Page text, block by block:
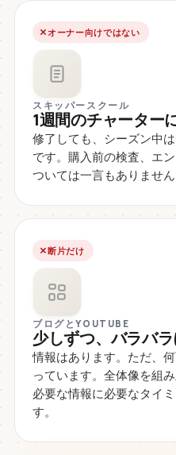
オーナー向けではない
スキッパースクール
1週間のチャーター
修了しても、シーズン中
です。購入前の検査、エ
ついては一言もありません
断片だけ
ブログとYOUTUBE
少しずつ、バラバ
情報はあります。ただ、
っています。全体像を組
必要な情報に必要なタイ
す。